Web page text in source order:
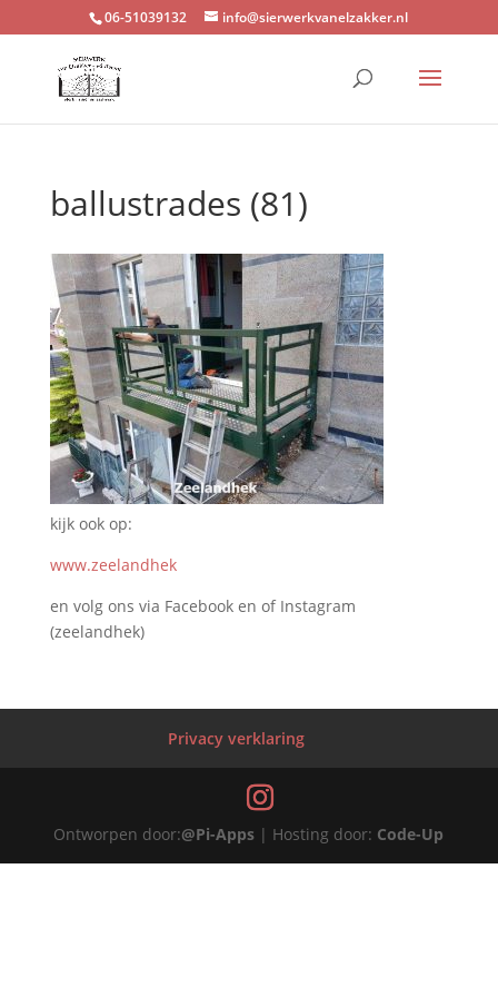
06-51039132 info@sierwerkvanelzakker.nl
ballustrades (81)
kijk ook op:
www.zeelandhek
en volg ons via Facebook en of Instagram
(zeelandhek)
Privacy verklaring
Ontworpen door:@Pi-Apps | Hosting door: Code-Up